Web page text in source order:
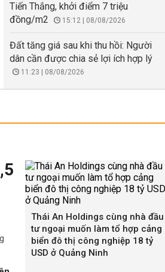
Tiến Thắng, khởi điểm 7 triệu
đồng/m2
15:12 | 08/08/2026
Đất tăng giá sau khi thu hồi: Người
dân cần được chia sẻ lợi ích hợp lý
11:23 | 08/08/2026
Thái An Holdings cùng nhà đầu
tư ngoại muốn làm tổ hợp cảng
biển đô thị công nghiệp 18 tỷ
USD ở Quảng Ninh